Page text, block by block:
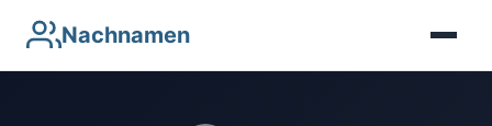
Nachnamen